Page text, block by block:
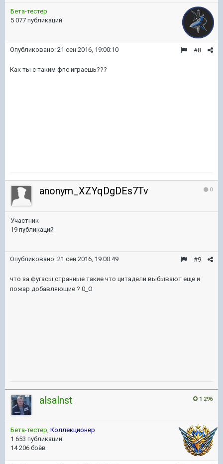
Бета-тестер
5 077 публикаций
#8
Опубликовано: 21 сен 2016, 19:00:10
Как ты с таким фпс играешь???
0
anonym_XZYqDgDEs7Tv
Участник
19 публикаций
#9
Опубликовано: 21 сен 2016, 19:00:49
что за фугасы странные такие что цитадели выбывают еще и
пожар добавляющие ? 0_О
1 296
alsalnst
Бета-тестер, Коллекционер
1 653 публикации
14 206 боёв